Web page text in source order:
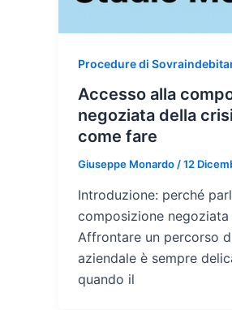
Procedure di
Accesso alla
negoziata della
come fare
Giuseppe Monardo/12
Introduzione: perché
composizione
Affrontare un percorso
aziendale è sempre
quando il